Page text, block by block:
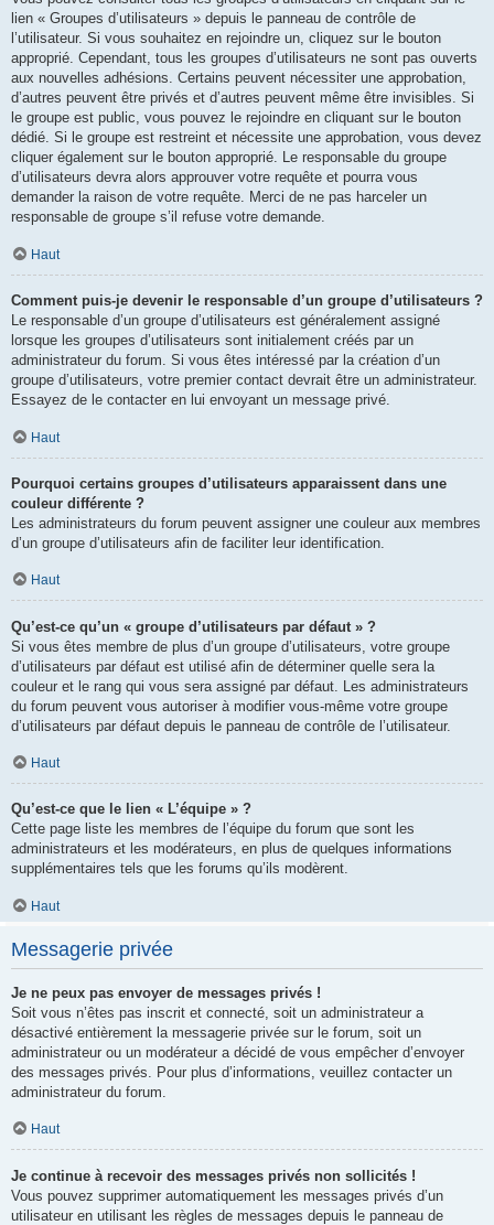
lien « Groupes d’utilisateurs » depuis le panneau de contrôle de
l’utilisateur. Si vous souhaitez en rejoindre un, cliquez sur le bouton
approprié. Cependant, tous les groupes d’utilisateurs ne sont pas ouverts
aux nouvelles adhésions. Certains peuvent nécessiter une approbation,
d’autres peuvent être privés et d’autres peuvent même être invisibles. Si
le groupe est public, vous pouvez le rejoindre en cliquant sur le bouton
dédié. Si le groupe est restreint et nécessite une approbation, vous devez
cliquer également sur le bouton approprié. Le responsable du groupe
d’utilisateurs devra alors approuver votre requête et pourra vous
demander la raison de votre requête. Merci de ne pas harceler un
responsable de groupe s’il refuse votre demande.
Haut
Comment puis-je devenir le responsable d’un groupe d’utilisateurs ?
Le responsable d’un groupe d’utilisateurs est généralement assigné
lorsque les groupes d’utilisateurs sont initialement créés par un
administrateur du forum. Si vous êtes intéressé par la création d’un
groupe d’utilisateurs, votre premier contact devrait être un administrateur.
Essayez de le contacter en lui envoyant un message privé.
Haut
Pourquoi certains groupes d’utilisateurs apparaissent dans une
couleur différente ?
Les administrateurs du forum peuvent assigner une couleur aux membres
d’un groupe d’utilisateurs afin de faciliter leur identification.
Haut
Qu’est-ce qu’un « groupe d’utilisateurs par défaut » ?
Si vous êtes membre de plus d’un groupe d’utilisateurs, votre groupe
d’utilisateurs par défaut est utilisé afin de déterminer quelle sera la
couleur et le rang qui vous sera assigné par défaut. Les administrateurs
du forum peuvent vous autoriser à modifier vous-même votre groupe
d’utilisateurs par défaut depuis le panneau de contrôle de l’utilisateur.
Haut
Qu’est-ce que le lien « L’équipe » ?
Cette page liste les membres de l’équipe du forum que sont les
administrateurs et les modérateurs, en plus de quelques informations
supplémentaires tels que les forums qu’ils modèrent.
Haut
Messagerie privée
Je ne peux pas envoyer de messages privés !
Soit vous n’êtes pas inscrit et connecté, soit un administrateur a
désactivé entièrement la messagerie privée sur le forum, soit un
administrateur ou un modérateur a décidé de vous empêcher d’envoyer
des messages privés. Pour plus d’informations, veuillez contacter un
administrateur du forum.
Haut
Je continue à recevoir des messages privés non sollicités !
Vous pouvez supprimer automatiquement les messages privés d’un
utilisateur en utilisant les règles de messages depuis le panneau de